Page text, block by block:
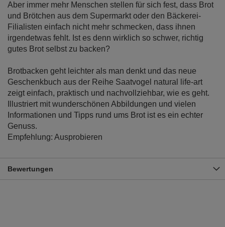
Aber immer mehr Menschen stellen für sich fest, dass Brot
und Brötchen aus dem Supermarkt oder den Bäckerei-
Filialisten einfach nicht mehr schmecken, dass ihnen
irgendetwas fehlt. Ist es denn wirklich so schwer, richtig
gutes Brot selbst zu backen?
Brotbacken geht leichter als man denkt und das neue
Geschenkbuch aus der Reihe Saatvogel natural life-art
zeigt einfach, praktisch und nachvollziehbar, wie es geht.
Illustriert mit wunderschönen Abbildungen und vielen
Informationen und Tipps rund ums Brot ist es ein echter
Genuss.
Empfehlung: Ausprobieren
Bewertungen